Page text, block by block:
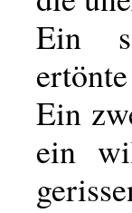
Ein
Ein
ein